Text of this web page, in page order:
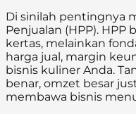
Di sinilah pentingnya
Penjualan (HPP). HPP
kertas, melainkan
harga jual, margin
bisnis kuliner Anda.
benar, omzet besar
membawa bisnis